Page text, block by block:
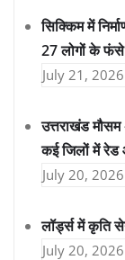
सिक्किम में
27 लोगों के फंसे
July 21, 2026
उत्तराखंड मौसम
कई जिलों में रेड
July 20, 2026
लॉर्ड्स में कृति
July 20, 2026